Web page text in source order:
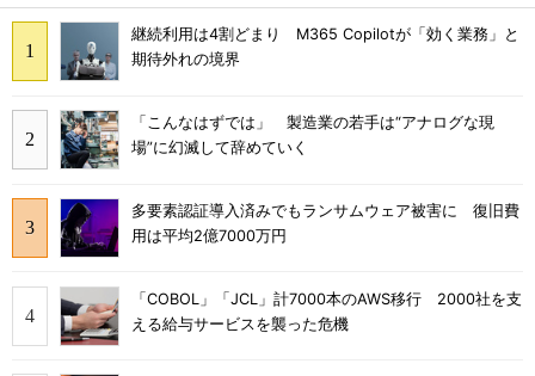
継続利用は4割どまり M365 Copilotが「効く業務」と
期待外れの境界
「こんなはずでは」 製造業の若手は“アナログな現
場”に幻滅して辞めていく
多要素認証導入済みでもランサムウェア被害に 復旧費
用は平均2億7000万円
「COBOL」「JCL」計7000本のAWS移行 2000社を支
える給与サービスを襲った危機